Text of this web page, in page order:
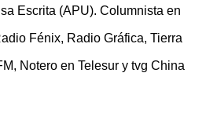
Escrita (APU). Columnista en
Fénix, Radio Gráfica, Tierra
Notero en Telesur y tvg China